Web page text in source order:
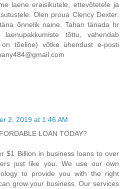
laene eraisikutele, ettevõtetele ja
Olen proua Clency Dexter.
õnnelik naine. Tahan tänada hr
laenupakkumiste tõttu, vahendab
tõeline) võtke ühendust e-posti
2, 2019 at 1:46 AM
LOAN TODAY?
$1 Billion in business loans to over
just like you. We use our own
to provide you with the right
grow your business. Our services